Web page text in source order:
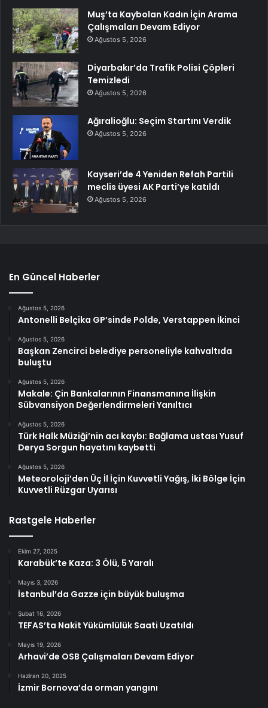
Muş’ta Kaybolan Kadın İçin Arama
Çalışmaları Devam Ediyor
Ağustos 5, 2026
Diyarbakır’da Trafik Polisi Çöpleri
Temizledi
Ağustos 5, 2026
Ağıralioğlu: Seçim Startını Verdik
Ağustos 5, 2026
Kayseri’de 4 Yeniden Refah Partili
meclis üyesi AK Parti’ye katıldı
Ağustos 5, 2026
En Güncel Haberler
Ağustos 5, 2026
Antonelli Belçika GP’sinde Polde, Verstappen İkinci
Ağustos 5, 2026
Başkan Zencirci belediye personeliyle kahvaltıda
buluştu
Ağustos 5, 2026
Makale: Çin Bankalarının Finansmanına İlişkin
Sübvansiyon Değerlendirmeleri Yanıltıcı
Ağustos 5, 2026
Türk Halk Müziği’nin acı kaybı: Bağlama ustası Yusuf
Derya Sorgun hayatını kaybetti
Ağustos 5, 2026
Meteoroloji’den Üç İl İçin Kuvvetli Yağış, İki Bölge İçin
Kuvvetli Rüzgar Uyarısı
Rastgele Haberler
Ekim 27, 2025
Karabük’te Kaza: 3 Ölü, 5 Yaralı
Mayıs 3, 2026
İstanbul’da Gazze için büyük buluşma
Şubat 16, 2026
TEFAS’ta Nakit Yükümlülük Saati Uzatıldı
Mayıs 19, 2026
Arhavi’de OSB Çalışmaları Devam Ediyor
Haziran 20, 2025
İzmir Bornova’da orman yangını